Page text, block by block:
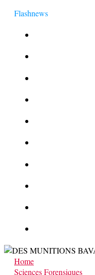
Flashnews
Home
Sciences Forensiques